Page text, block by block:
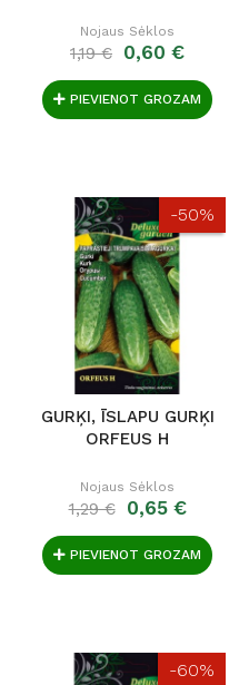
Nojaus Sėklos
1,19 € 0,60 €
PIEVIENOT GROZAM
-50%
GURĶI, ĪSLAPU GURĶI
ORFEUS H
Nojaus Sėklos
1,29 € 0,65 €
PIEVIENOT GROZAM
-60%